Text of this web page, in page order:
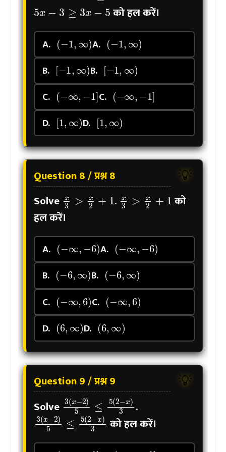
को हल करें।
A.
(−1,∞)
A.
(−1,∞)
B.
[−1,∞)
B.
[−1,∞)
C.
(−∞,−1]
C.
(−∞,−1]
D.
[1,∞)
D.
[1,∞)
💡
Question 8 / प्रश्न 8
Solve
x3>x2+1
.
x3>x2+1
को
हल करें।
A.
(−∞,−6)
A.
(−∞,−6)
B.
(−6,∞)
B.
(−6,∞)
C.
(−∞,6)
C.
(−∞,6)
D.
(6,∞)
D.
(6,∞)
💡
Question 9 / प्रश्न 9
Solve3(x−2)5≤5(2−x)3
.
3(x−2 ≤5(2−x 3
को हल करें।
(−∞,−2] (−∞,−2]